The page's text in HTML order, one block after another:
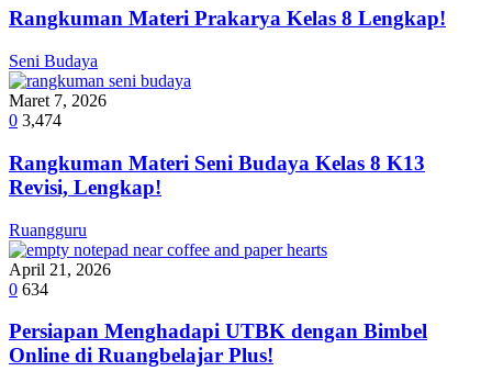
Rangkuman Materi Prakarya Kelas 8 Lengkap!
Seni Budaya
Maret 7, 2026
0 3,474
Rangkuman Materi Seni Budaya Kelas 8 K13
Revisi, Lengkap!
Ruangguru
April 21, 2026
0 634
Persiapan Menghadapi UTBK dengan Bimbel
Online di Ruangbelajar Plus!